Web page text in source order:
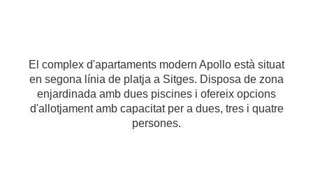
El complex d'apartaments modern Apollo està situat
en segona línia de platja a Sitges. Disposa de zona
enjardinada amb dues piscines i ofereix opcions
d'allotjament amb capacitat per a dues, tres i quatre
persones.